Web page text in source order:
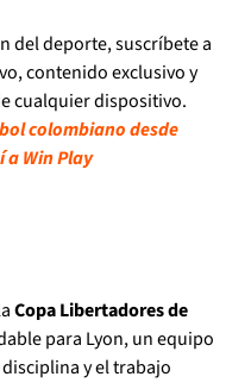
del deporte, suscríbete a
contenido exclusivo y
cualquier dispositivo.
colombiano desde
Win Play
Copa Libertadores de
para Lyon, un equipo
y el trabajo